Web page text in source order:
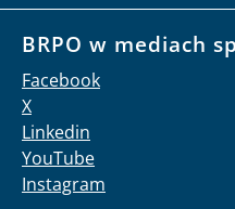
BRPO w mediach
Facebook
X
Linkedin
YouTube
Instagram